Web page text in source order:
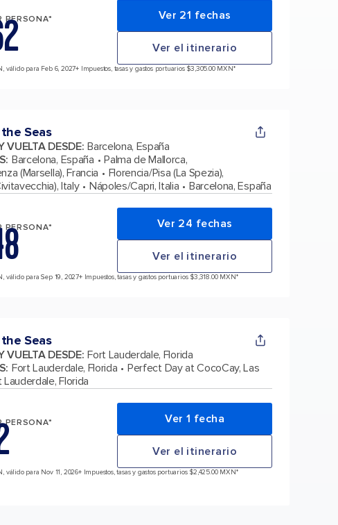
PERSONA* Ver 21 fechas
Ver el itinerario
válido para Feb 6, 2027+ Impuestos, tasas y gastos portuarios $3,305.00 MXN*
Seas
VUELTA DESDE: Barcelona, España
: Barcelona, España
Palma de Mallorca,
(Marsella), Francia
Florencia/Pisa (La Spezia),
Italy Nápoles/Capri, Italia Barcelona, España
PERSONA* Ver 24 fechas
Ver el itinerario
válido para Sep 19, 2027+ Impuestos, tasas y gastos portuarios $3,318.00 MXN*
Seas
VUELTA DESDE: Fort Lauderdale, Florida
: Fort Lauderdale, Florida
Perfect Day at CocoCay, Las
Lauderdale, Florida
PERSONA* Ver 1 fecha
Ver el itinerario
válido para Nov 11, 2026+ Impuestos, tasas y gastos portuarios $2,425.00 MXN*